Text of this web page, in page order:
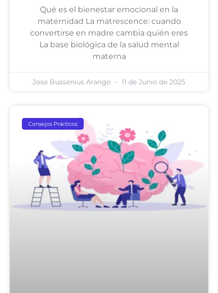
Qué es el bienestar emocional en la
maternidad La matrescence: cuando
convertirse en madre cambia quién eres
La base biológica de la salud mental
materna
Jose Bussenius Arango 11 de Junio de 2025
Consejos Prácticos